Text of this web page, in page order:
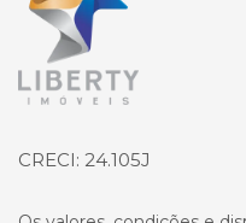
CRECI: 24.105J